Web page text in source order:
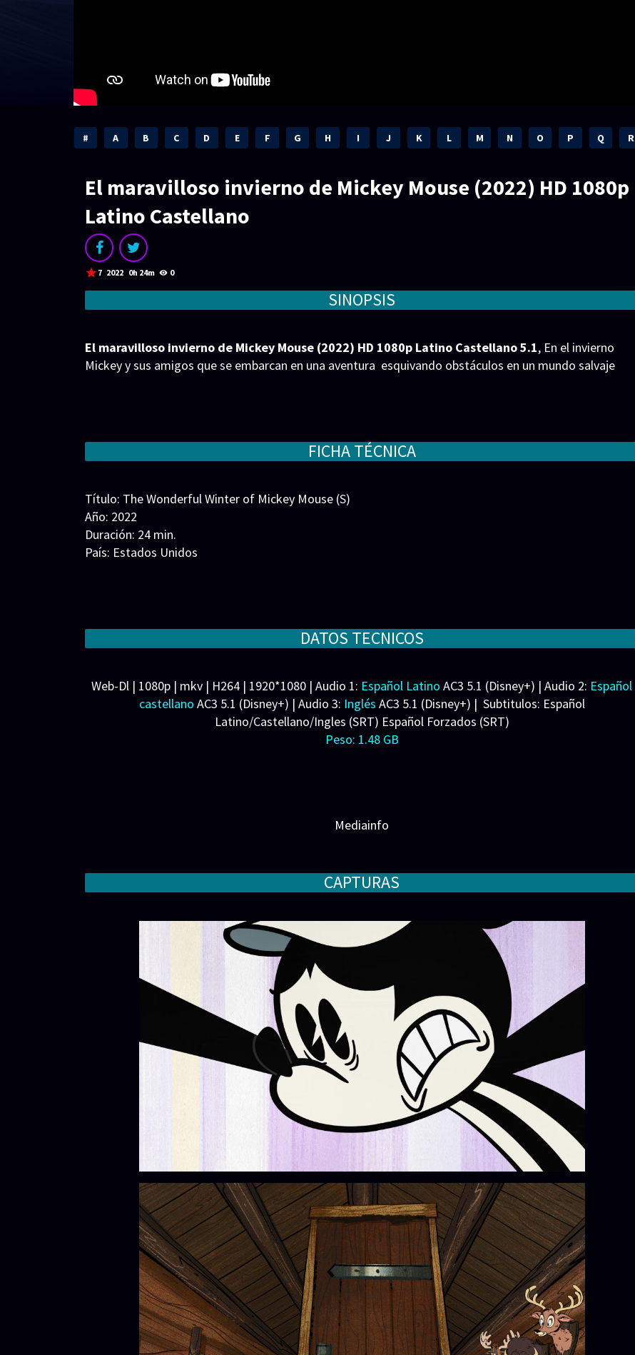
# A B C D E F G H I J K L M N O P Q R
El maravilloso invierno de Mickey Mouse (2022) HD 1080p
Latino Castellano
7 2022 0h 24m 0
SINOPSIS
El maravilloso invierno de Mickey Mouse (2022) HD 1080p Latino Castellano 5.1, En el invierno
Mickey y sus amigos que se embarcan en una aventura esquivando obstáculos en un mundo salvaje
FICHA TÉCNICA
Título: The Wonderful Winter of Mickey Mouse (S)
Año: 2022
Duración: 24 min.
País: Estados Unidos
DATOS TECNICOS
Web-Dl | 1080p | mkv | H264 | 1920*1080 | Audio 1: Español Latino AC3 5.1 (Disney+) | Audio 2: Español
castellano AC3 5.1 (Disney+) | Audio 3: Inglés AC3 5.1 (Disney+) | Subtitulos: Español
Latino/Castellano/Ingles (SRT) Español Forzados (SRT)
Peso: 1.48 GB
Mediainfo
CAPTURAS